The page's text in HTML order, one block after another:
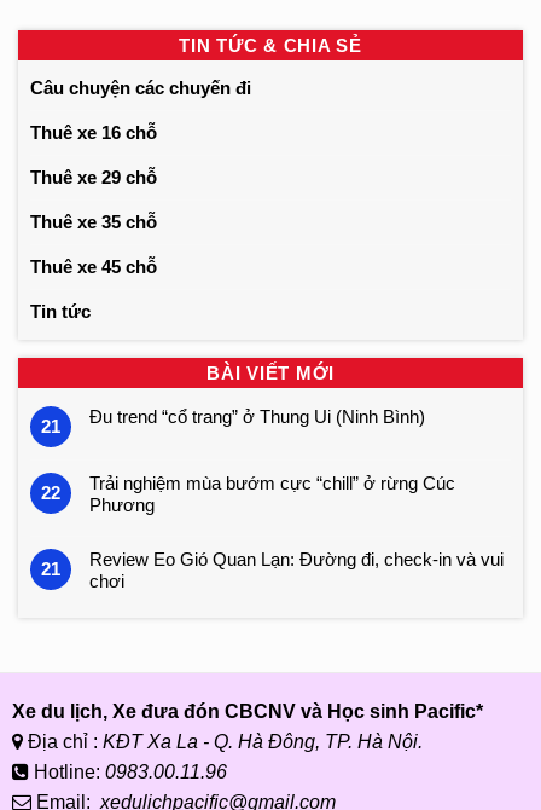
TIN TỨC & CHIA SẺ
Câu chuyện các chuyến đi
Thuê xe 16 chỗ
Thuê xe 29 chỗ
Thuê xe 35 chỗ
Thuê xe 45 chỗ
Tin tức
BÀI VIẾT MỚI
21 Đu trend “cổ trang” ở Thung Ui (Ninh Bình)
22
Trải nghiệm mùa bướm cực “chill” ở rừng Cúc
Phương
21
Review Eo Gió Quan Lạn: Đường đi, check-in và vui
chơi
Xe du lịch, Xe đưa đón CBCNV và Học sinh Pacific*
Địa chỉ : KĐT Xa La - Q. Hà Đông, TP. Hà Nội.
Hotline: 0983.00.11.96
Email: xedulichpacific@gmail.com